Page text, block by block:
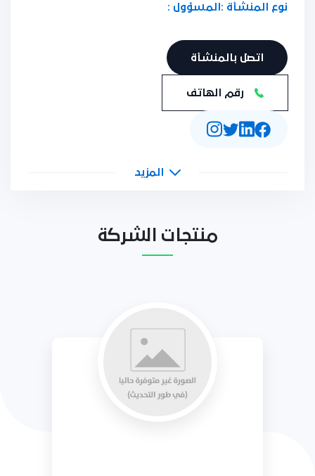
نوع المنشأة : المسؤول :
اتصل بالمنشأة
رقم الهاتف
المزيد
منتجات الشركة